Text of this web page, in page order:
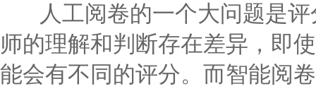
人工阅卷的一个大问题是评
师的理解和判断存在差异，即
能会有不同的评分。而智能阅